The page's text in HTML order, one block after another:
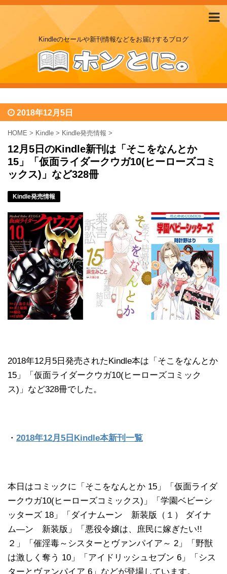
Kindleのセールや新刊情報などをお届けするブログ
2018年12月5日
HOME > Kindle > Kindle発売情報 >
12月5日のKindle新刊は「そこをなんとか
15」「仮面ライダークウガ10(ヒーローズコミ
ックス)」など328冊
Kindle発売情報
2018年12月5日発売されたKindle本は「そこをなんとか
15」「仮面ライダークウガ10(ヒーローズコミック
ス)」など328冊でした。
・ 2018年12月5日Kindle本新刊一覧
本日はコミックに「そこをなんとか 15」「仮面ライダ
ークウガ10(ヒーローズコミックス)」「学園ベビーシ
ッターズ 18」「ダイナムーン 新装版（１） ダイナ
ム―ン 新装版」「悪役令嬢は、庶民に嫁ぎたい!!
２」「催淫毒～シスターとヴァンパイア～ 2」「野獣
は激しく奪う 10」「アイドリッシュセブン 6」「シス
ターとヴァンパイア 6」などが登場しています。